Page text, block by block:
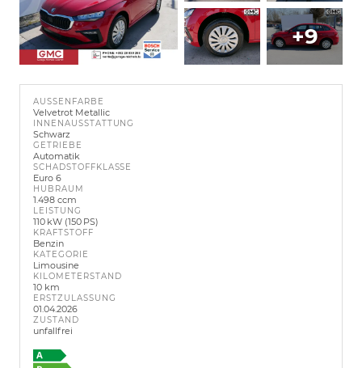
+9
AUSSENFARBE
Velvetrot Metallic
INNENAUSSTATTUNG
Schwarz
GETRIEBE
Automatik
SCHADSTOFFKLASSE
Euro 6
HUBRAUM
1.498 ccm
LEISTUNG
110 kW (150 PS)
KRAFTSTOFF
Benzin
KATEGORIE
Limousine
KILOMETERSTAND
10 km
ERSTZULASSUNG
01.04.2026
ZUSTAND
unfallfrei